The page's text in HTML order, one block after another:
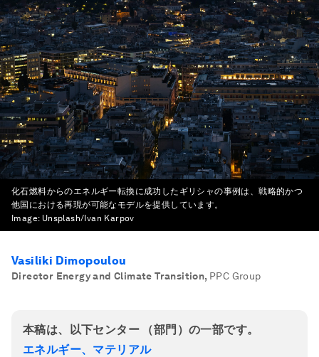
化石燃料からのエネルギー転換に成功したギリシャの事例は、戦略的かつ
他国における再現が可能なモデルを提供しています。
Image: Unsplash/Ivan Karpov
Vasiliki Dimopoulou
Director Energy and Climate Transition, PPC Group
本稿は、以下センター （部門）の一部です。
エネルギー、マテリアル